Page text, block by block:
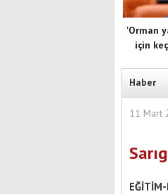
'Orman
için
Haber
11 Mart